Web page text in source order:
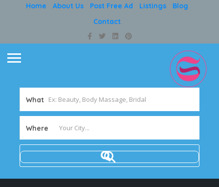
Home About Us Post Free Ad Listings
Blog
Contact
What
Where